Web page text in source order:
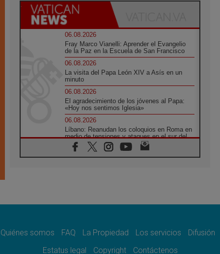
06.08.2026
Fray Marco Vianelli: Aprender el Evangelio
de la Paz en la Escuela de San Francisco
06.08.2026
La visita del Papa León XIV a Asís en un
minuto
06.08.2026
El agradecimiento de los jóvenes al Papa:
«Hoy nos sentimos Iglesia»
06.08.2026
Líbano: Reanudan los coloquios en Roma en
medio de tensiones y ataques en el sur del
país
06.08.2026
noticia para todo el Uruguay
León XIV: La revolución del Evangelio
Quiénes somos FAQ La Propiedad Los servicios
Difusión
Estatus legal
Copyright Contáctenos